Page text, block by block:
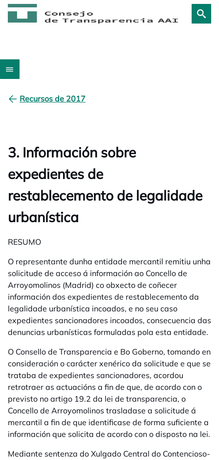
Recursos de 2017
3. Información sobre
expedientes de
restablecemento de legalidade
urbanística
RESUMO
O representante dunha entidade mercantil remitiu unha
solicitude de acceso á información ao Concello de
Arroyomolinos (Madrid) co obxecto de coñecer
información dos expedientes de restablecemento da
legalidade urbanística incoados, e no seu caso
expedientes sancionadores incoados, consecuencia das
denuncias urbanísticas formuladas pola esta entidade.
O Consello de Transparencia e Bo Goberno, tomando en
consideración o carácter xenérico da solicitude e que se
trataba de expedientes sancionadores, acordou
retrotraer as actuacións a fin de que, de acordo con o
previsto no artigo 19.2 da lei de transparencia, o
Concello de Arroyomolinos trasladase a solicitude á
mercantil a fin de que identificase de forma suficiente a
información que solicita de acordo con o disposto na lei.
Mediante sentenza do Xulgado Central do Contencioso-